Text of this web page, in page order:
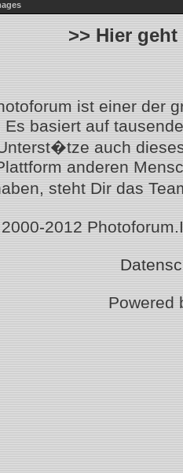
>> Hier
ist einer der
Es basiert auf
auch
anderen
steht Dir das
2012
Powered